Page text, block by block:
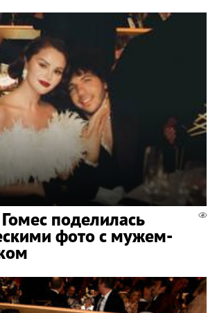
поделилась
фото с мужем-